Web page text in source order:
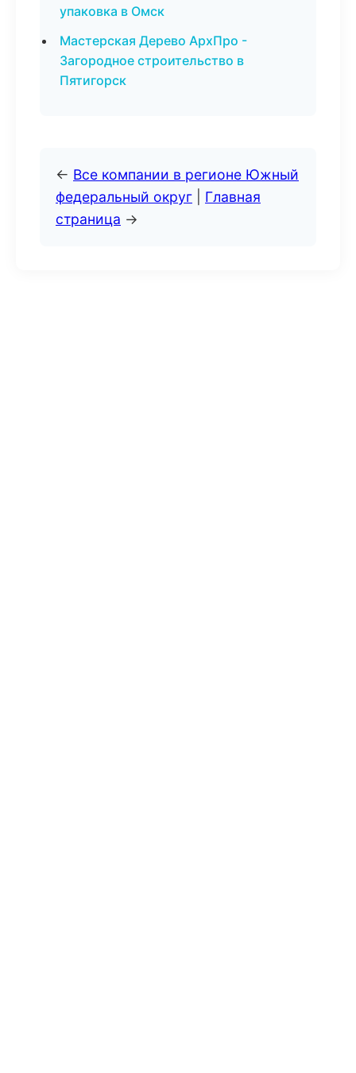
упаковка в Омск
Мастерская Дерево АрхПро -
Загородное строительство в
Пятигорск
← Все компании в регионе Южный
федеральный округ
Главная
страница →